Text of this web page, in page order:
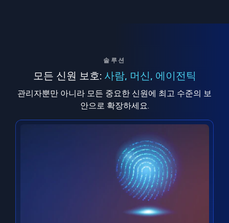
솔루션
모든 신원 보호: 사람, 머신, 에이전틱
관리자뿐만 아니라 모든 중요한 신원에 최고 수준의 보
안으로 확장하세요.